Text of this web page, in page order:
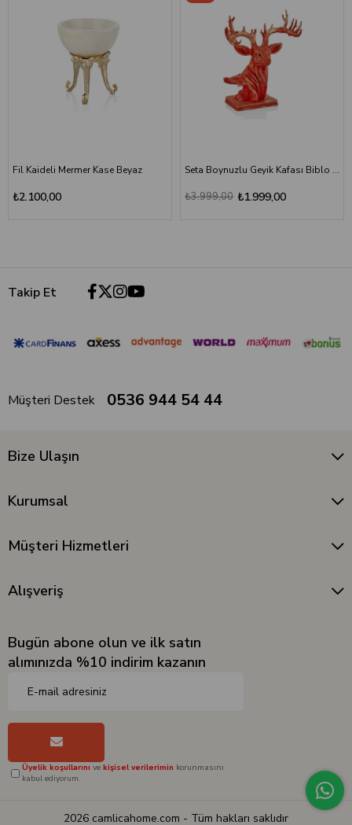
Fil Kaideli Mermer Kase Beyaz
₺2.100,00
Seta Boynuzlu Geyik Kafası Biblo Kırmızı
₺1.999,00
₺3.999,00
Takip Et
Müşteri Destek 0536 944 54 44
Bize Ulaşın
Kurumsal
Müşteri Hizmetleri
Alışveriş
Bugün abone olun ve ilk satın
alımınızda %10 indirim kazanın
Üyelik koşullarını ve kişisel verilerimin korunmasını
kabul ediyorum.
2026 camlicahome.com - Tüm hakları saklıdır